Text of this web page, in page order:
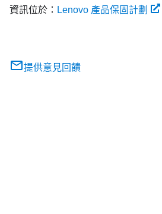
資訊位於： Lenovo 產品保固計劃
提供意見回饋